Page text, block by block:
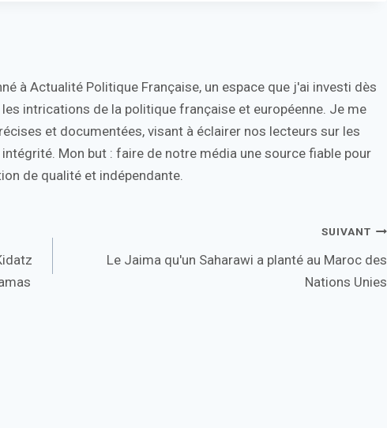
à Actualité Politique Française, un espace que j'ai investi dès
intrications de la politique française et européenne. Je me
et documentées, visant à éclairer nos lecteurs sur les
Mon but : faire de notre média une source fiable pour
de qualité et indépendante.
SUIVANT
Le Jaima qu'un Saharawi a planté au Maroc des
Nations Unies